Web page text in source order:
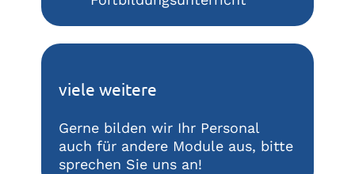
viele weitere
Gerne bilden wir Ihr Personal
auch für andere Module aus, bitte
sprechen Sie uns an!